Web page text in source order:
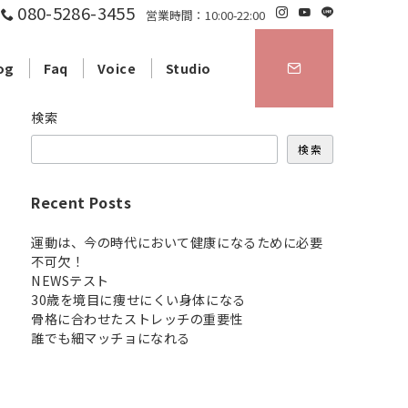
080-5286-3455 営業時間：10:00-22:00
Faq Voice Studio
検索
検索
Recent Posts
運動は、今の時代において健康になるために必要
不可欠！
NEWSテスト
30歳を境目に痩せにくい身体になる
骨格に合わせたストレッチの重要性
誰でも細マッチョになれる